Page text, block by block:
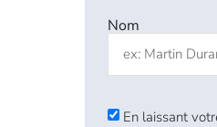
Nom
En laissant